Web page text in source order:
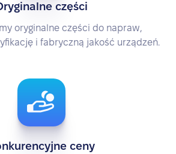
części
oryginalne części do napraw,
i fabryczną jakość urządzeń.
ceny